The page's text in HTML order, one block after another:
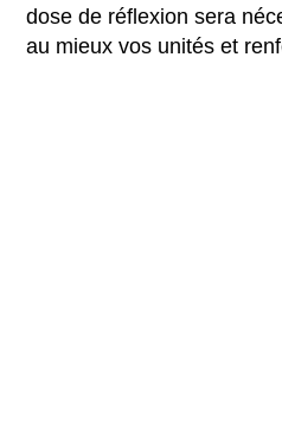
dose de réflexion sera
au mieux vos unités et